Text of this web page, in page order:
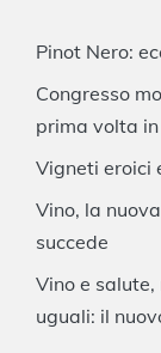
Pinot Nero:
Congresso
prima volta in
Vigneti eroici
Vino, la
succede
Vino e
uguali: il